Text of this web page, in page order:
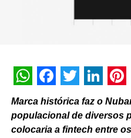
WhatsApp
Facebook
Twitter
Marca histórica faz o
populacional de diversos
colocaria a fintech entre